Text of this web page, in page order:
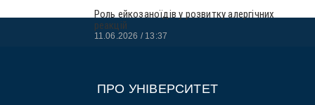
Роль ейкозаноїдів у розвитку алергічних
реакцій
11.06.2026 13:37
ПРО УНІВЕРСИТЕТ